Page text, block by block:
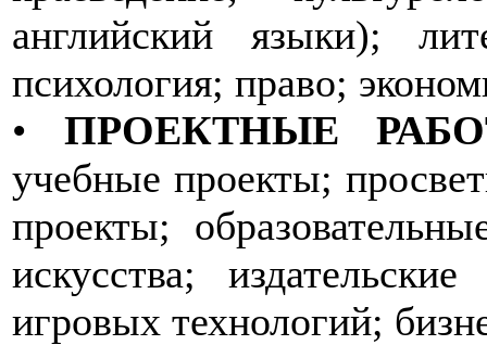
английский языки);
психология; право;
• ПРОЕКТНЫЕ
учебные проекты;
проекты;
искусства;
игровых технологий;